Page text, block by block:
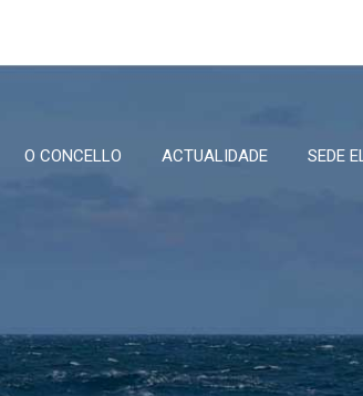
O CONCELLO ACTUALIDADE SEDE